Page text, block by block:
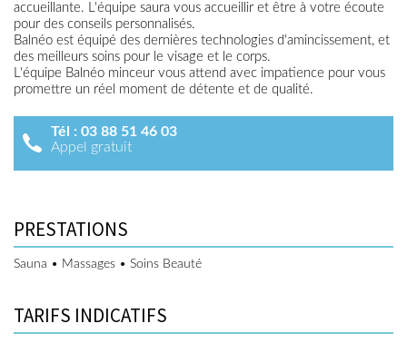
accueillante. L'équipe saura vous accueillir et être à votre écoute
pour des conseils personnalisés.
Balnéo est équipé des dernières technologies d'amincissement, et
des meilleurs soins pour le visage et le corps.
L'équipe Balnéo minceur vous attend avec impatience pour vous
promettre un réel moment de détente et de qualité.
Tél : 03 88 51 46 03
Appel gratuit
PRESTATIONS
Sauna • Massages • Soins Beauté
TARIFS INDICATIFS